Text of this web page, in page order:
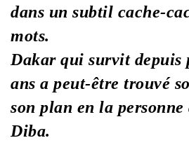
dans un subtil cache-
mots.
Dakar qui survit depuis
ans a peut-être trouvé
son plan en la personne
Diba.